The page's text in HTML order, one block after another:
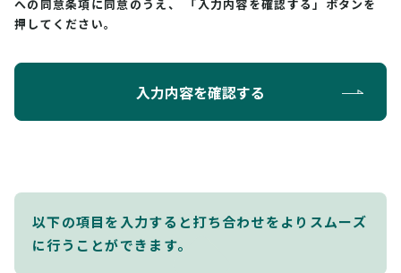
への同意条項に同意のうえ、
「入力内容を確認する」ボタンを
押してください。
入力内容を確認する
以下の項目を入力すると打ち合わせをよりスムーズ
に行うことができます。